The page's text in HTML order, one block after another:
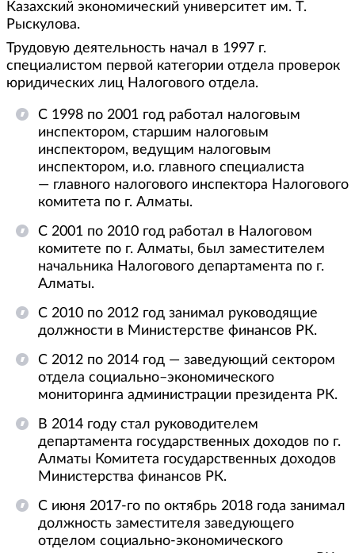
Казахский экономический университет им. Т.
Рыскулова.
Трудовую деятельность начал в 1997 г.
специалистом первой категории отдела проверок
юридических лиц Налогового отдела.
С 1998 по 2001 год работал налоговым
инспектором, старшим налоговым
инспектором, ведущим налоговым
инспектором, и.о. главного специалиста
— главного налогового инспектора Налогового
комитета по г. Алматы.
С 2001 по 2010 год работал в Налоговом
комитете по г. Алматы, был заместителем
начальника Налогового департамента по г.
Алматы.
С 2010 по 2012 год занимал руководящие
должности в Министерстве финансов РК.
С 2012 по 2014 год — заведующий сектором
отдела социально–экономического
мониторинга администрации президента РК.
В 2014 году стал руководителем
департамента государственных доходов по г.
Алматы Комитета государственных доходов
Министерства финансов РК.
С июня 2017-го по октябрь 2018 года занимал
должность заместителя заведующего
отделом социально-экономического